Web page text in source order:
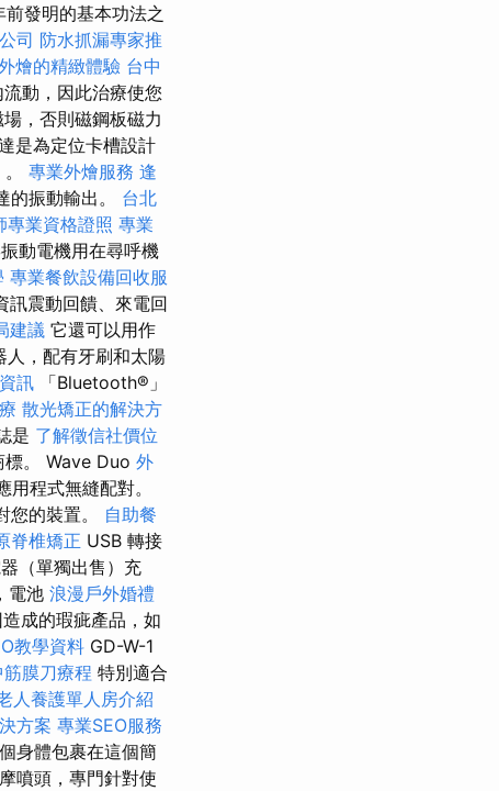
發明的基本功法之
司 防水抓漏專家推
燴的精緻體驗 台中
動，因此治療使您
，否則磁鋼板磁力
是為定位卡槽設計
專業外燴服務 逢
的振動輸出。 台北
專業資格證照 專業
動電機用在尋呼機
專業餐飲設備回收服
訊震動回饋、來電回
建議 它還可以用作
人，配有牙刷和太陽
訊 「Bluetooth®」
散光矯正的解決方
是 了解徵信社價位
標。 Wave Duo 外
程式無縫配對。
您的裝置。 自助餐
脊椎矯正 USB 轉接
（單獨出售）充
電池 浪漫戶外婚禮
成的瑕疵產品，如
教學資料 GD-W-1
筋膜刀療程 特別適合
人養護單人房介紹
方案 專業SEO服務
身體包裹在這個簡
噴頭，專門針對使